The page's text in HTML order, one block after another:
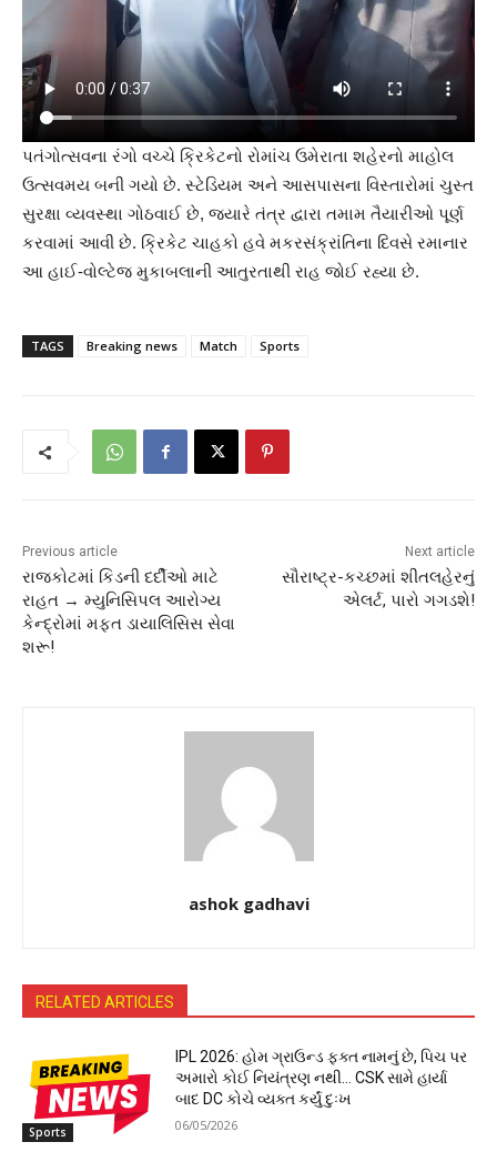
પતંગોત્સવના રંગો વચ્ચે ક્રિકેટનો રોમાંચ ઉમેરાતા શહેરનો માહોલ
ઉત્સવમય બની ગયો છે. સ્ટેડિયમ અને આસપાસના વિસ્તારોમાં ચુસ્ત
સુરક્ષા વ્યવસ્થા ગોઠવાઈ છે, જ્યારે તંત્ર દ્વારા તમામ તૈયારીઓ પૂર્ણ
કરવામાં આવી છે. ક્રિકેટ ચાહકો હવે મકરસંક્રાંતિના દિવસે રમાનાર
આ હાઈ-વોલ્ટેજ મુકાબલાની આતુરતાથી રાહ જોઈ રહ્યા છે.
TAGS Breaking news Match Sports
Previous article
રાજકોટમાં કિડની દર્દીઓ માટે
રાહત → મ્યુનિસિપલ આરોગ્ય
કેન્દ્રોમાં મફત ડાયાલિસિસ સેવા
શરૂ!
Next article
સૌરાષ્ટ્ર-કચ્છમાં શીતલહેરનું
એલર્ટ, પારો ગગડશે!
ashok gadhavi
RELATED ARTICLES
Sports
IPL 2026: હોમ ગ્રાઉન્ડ ફક્ત નામનું છે, પિચ પર
અમારો કોઈ નિયંત્રણ નથી… CSK સામે હાર્યા
બાદ DC કોચે વ્યક્ત કર્યું દુઃખ
06/05/2026